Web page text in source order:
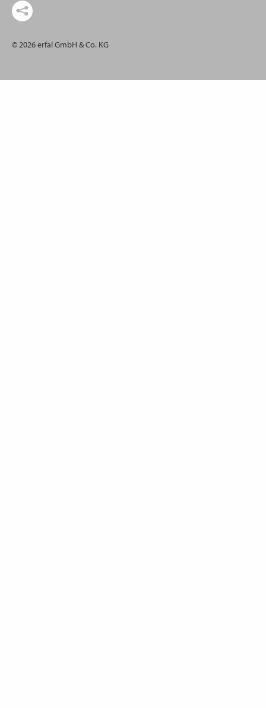
© 2026 erfal GmbH & Co. KG